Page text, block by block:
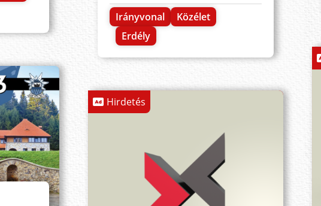
Irányvonal
Közélet
Erdély
Hirdetés